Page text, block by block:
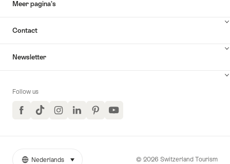
Meer pagina’s
Contact
Newsletter
Follow us
FacebookTikTokInstagramLinkedInPinterestYouTube
© 2026 Switzerland Tourism
Nederlands selecteren (klikken om weer te geven)